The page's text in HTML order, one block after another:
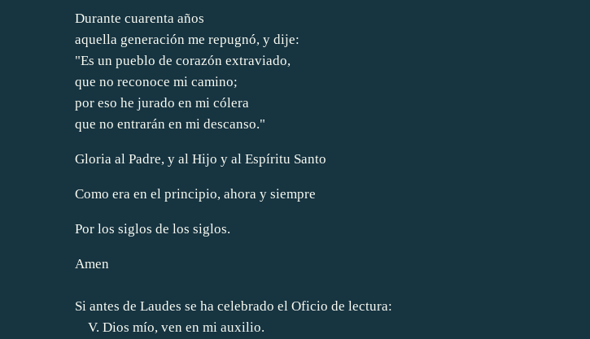
Durante cuarenta años
aquella generación me repugnó, y dije:
"Es un pueblo de corazón extraviado,
que no reconoce mi camino;
por eso he jurado en mi cólera
que no entrarán en mi descanso."
Gloria al Padre, y al Hijo y al Espíritu Santo
Como era en el principio, ahora y siempre
Por los siglos de los siglos.
Amen
Si antes de Laudes se ha celebrado el Oficio de lectura:
V. Dios mío, ven en mi auxilio.